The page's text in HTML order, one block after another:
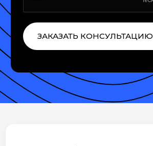
ЗАКАЗАТЬ КОНСУЛЬТАЦИЮ